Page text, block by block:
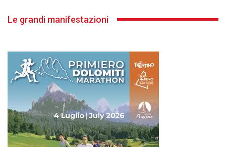
Le grandi manifestazioni